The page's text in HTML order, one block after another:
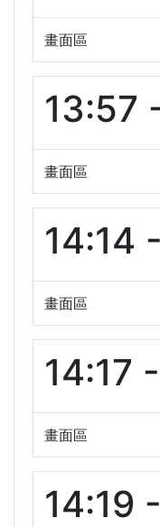
畫面區
13:57
畫面區
14:14
畫面區
14:17
畫面區
14:19